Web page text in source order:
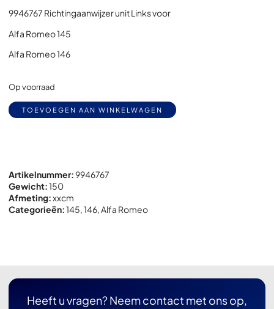
9946767 Richtingaanwijzer unit Links voor
Alfa Romeo 145
Alfa Romeo 146
Op voorraad
TOEVOEGEN AAN WINKELWAGEN
Artikelnummer:9946767
Gewicht:150
Afmeting:xxcm
Categorieën:145,146,Alfa Romeo
Heeft u vragen? Neem contact met ons op,